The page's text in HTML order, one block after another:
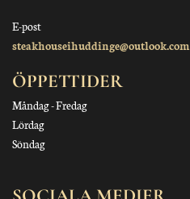
E-post
steakhouseihuddinge@outlook.com
ÖPPETTIDER
Måndag - Fredag
Lördag
Söndag